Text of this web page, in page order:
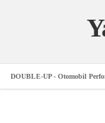
DOUBLE-UP - Otomobil